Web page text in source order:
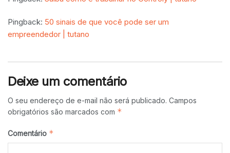
Pingback: 50 sinais de que você pode ser um
empreendedor | tutano
Deixe um comentário
O seu endereço de e-mail não será publicado. Campos
obrigatórios são marcados com *
Comentário *